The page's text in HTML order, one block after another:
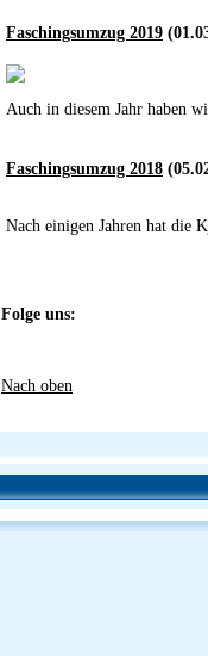
Faschingsumzug 2019
Auch in diesem Jahr haben
Faschingsumzug 2018
Nach einigen Jahren hat die
Folge uns:
Nach oben